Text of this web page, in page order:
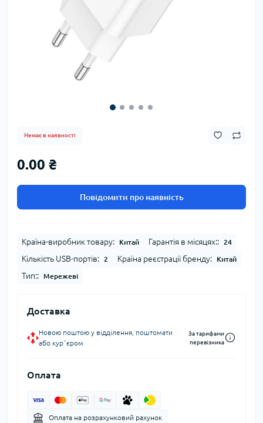
Немає в наявності
0.00 ₴
Повідомити про наявність
Країна-виробник товару: Китай Гарантія в місяцях:: 24
Кількість USB-портів: 2 Країна реєстрації бренду: Китай
Тип:: Мережеві
Доставка
Новою поштою у відділення, поштомати
або курʼєром
За тарифами
перевізника
Оплата
Оплата на розрахунковий рахунок